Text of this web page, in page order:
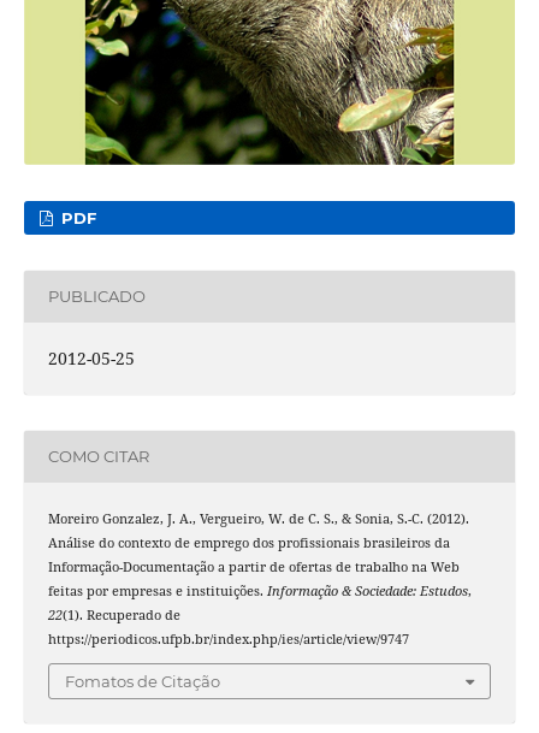
PDF
PUBLICADO
2012-05-25
COMO CITAR
Moreiro Gonzalez, J. A., Vergueiro, W. de C. S., & Sonia, S.-C. (2012).
Análise do contexto de emprego dos profissionais brasileiros da
Informação-Documentação a partir de ofertas de trabalho na Web
feitas por empresas e instituições. Informação & Sociedade: Estudos,
22(1). Recuperado de
https://periodicos.ufpb.br/index.php/ies/article/view/9747
Fomatos de Citação